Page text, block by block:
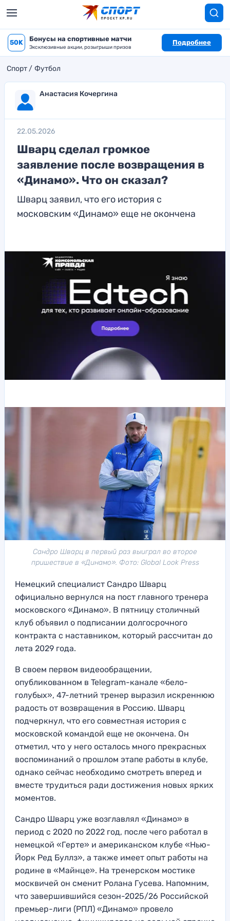
50K Бонусы на спортивные матчи
Эксклюзивные акции, розыгрыши призов
Подробнее
Спорт Футбол
Анастасия Кочергина
22.05.2026
Шварц сделал громкое
заявление после возвращения в
«Динамо». Что он сказал?
Шварц заявил, что его история с
московским «Динамо» еще не окончена
Сандро Шварц в первый раз выиграл во второе
пришествие в «Динамо». Фото: Global Look Press
Немецкий специалист Сандро Шварц
официально вернулся на пост главного тренера
московского «Динамо». В пятницу столичный
клуб объявил о подписании долгосрочного
контракта с наставником, который рассчитан до
лета 2029 года.
В своем первом видеообращении,
опубликованном в Telegram-канале «бело-
голубых», 47-летний тренер выразил искреннюю
радость от возвращения в Россию. Шварц
подчеркнул, что его совместная история с
московской командой еще не окончена. Он
отметил, что у него осталось много прекрасных
воспоминаний о прошлом этапе работы в клубе,
однако сейчас необходимо смотреть вперед и
вместе трудиться ради достижения новых ярких
моментов.
Сандро Шварц уже возглавлял «Динамо» в
период с 2020 по 2022 год, после чего работал в
немецкой «Герте» и американском клубе «Нью-
Йорк Ред Буллз», а также имеет опыт работы на
родине в «Майнце». На тренерском мостике
москвичей он сменит Ролана Гусева. Напомним,
что завершившийся сезон-2025/26 Российской
премьер-лиги (РПЛ) «Динамо» провело